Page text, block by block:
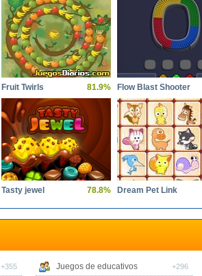
Fruit Twirls 81.9% Flow Blast Shooter
Tasty jewel 78.8% Dream Pet Link
+355 Juegos de educativos +296